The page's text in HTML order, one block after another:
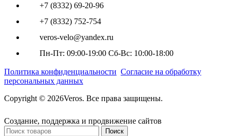
+7 (8332) 69-20-96
+7 (8332) 752-754
veros-velo@yandex.ru
Пн-Пт: 09:00-19:00 Сб-Вс: 10:00-18:00
Политика конфиденциальности Согласие на обработку
персональных данных
Copyright © 2026Veros. Все права защищены.
Создание, поддержка и продвижение сайтов
Поиск